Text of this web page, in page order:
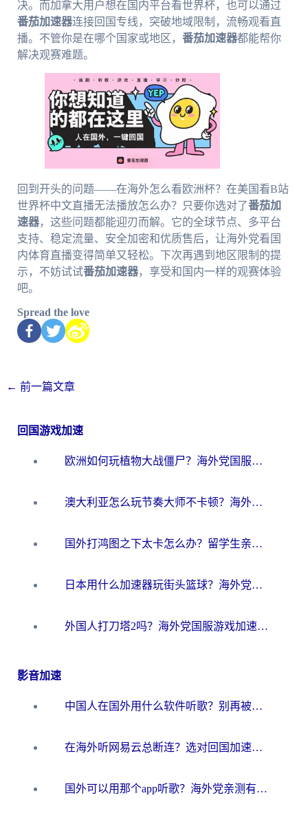
决。而加拿大用户想在国内平台看世界杯，也可以通过
番茄加速器连接回国专线，突破地域限制，流畅观看直
播。不管你是在哪个国家或地区， 番茄加速器都能帮你
解决观赛难题。
回到开头的问题——在海外怎么看欧洲杯？在美国看B站
世界杯中文直播无法播放怎么办？只要你选对了番茄加
速器，这些问题都能迎刃而解。它的全球节点、多平台
支持、稳定流量、安全加密和优质售后，让海外党看国
内体育直播变得简单又轻松。下次再遇到地区限制的提
示，不妨试试番茄加速器，享受和国内一样的观赛体验
吧。
Spread the love
← 前一篇文章
回国游戏加速
欧洲如何玩植物大战僵尸？海外党国服游戏加速避坑指南（附实测对比）
澳大利亚怎么玩节奏大师不卡顿？海外党国服游戏加速终极指南
国外打鸿图之下太卡怎么办？留学生亲测有效的国服游戏加速方案
日本用什么加速器玩街头篮球？海外党国服游戏不卡顿的终极攻略
外国人打刀塔2吗？海外党国服游戏加速避坑全攻略
影音加速
中国人在国外用什么软件听歌？别再被地域限制卡脖子，这篇教你轻松解锁国内音乐库
在海外听网易云总断连？选对回国加速器，告别地区限制和卡顿
国外可以用那个app听歌？海外党亲测有效的回国加速方案，轻松听国内音乐听书